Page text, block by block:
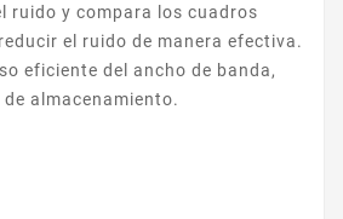
ruido y compara los cuadros
el ruido de manera efectiva.
eficiente del ancho de banda,
almacenamiento.